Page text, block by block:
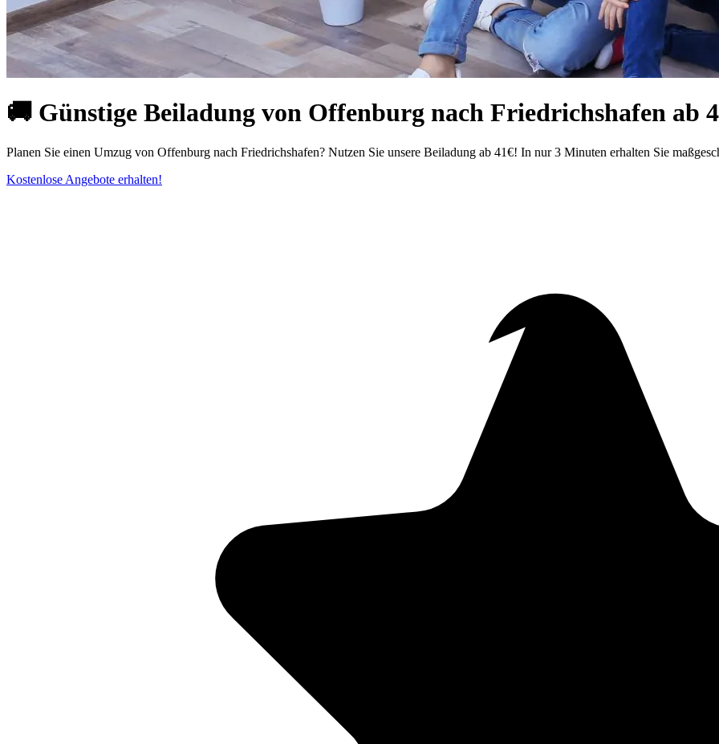
🚚 Günstige Beiladung von Offenburg nach Friedrichshafen ab
Planen Sie einen Umzug von Offenburg nach Friedrichshafen? Nutzen Sie unsere Beiladung ab 41€! In nur 3 Minuten erhalten Sie
Kostenlose Angebote erhalten!